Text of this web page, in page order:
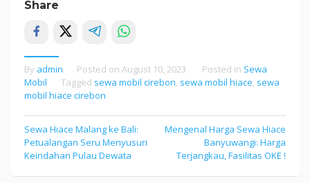
Share
By admin Posted on August 10, 2023 Posted in Sewa
Mobil
Tagged sewa mobil cirebon sewa mobil hiace sewa
mobil hiace cirebon
Post
navigation
Sewa Hiace Malang ke Bali:
Petualangan Seru Menyusuri
Keindahan Pulau Dewata
Mengenal Harga Sewa Hiace
Banyuwangi: Harga
Terjangkau, Fasilitas OKE !